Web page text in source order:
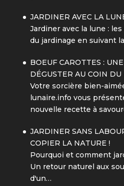
JARDINER AVEC LA
Jardiner avec la lune :
du jardinage en suivant
BOEUF CAROTTES :
DÉGUSTER AU COIN DU
Votre sorcière bien-
lunaire.info vous
nouvelle recette à
JARDINER SANS
COPIER LA NATURE !
Pourquoi et comment
Un retour naturel aux
d'un…